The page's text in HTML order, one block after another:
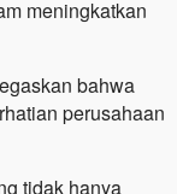
meningkatkan
bahwa
perusahaan
tidak hanya